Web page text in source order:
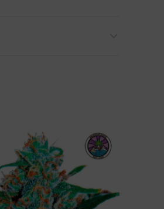
en un armario
unos tonos